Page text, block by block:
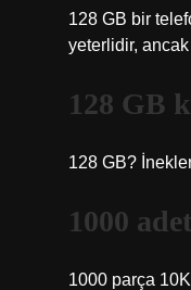
128 GB bir
yeterlidir,
128 GB
128 GB?
1000
1000 parça